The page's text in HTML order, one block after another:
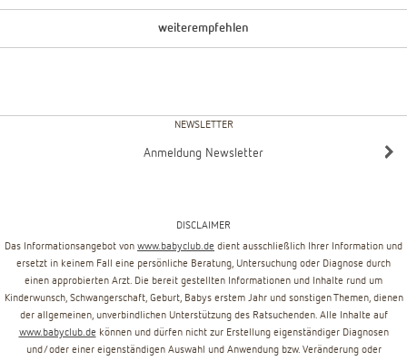
weiterempfehlen
NEWSLETTER
Anmeldung Newsletter
DISCLAIMER
Das Informationsangebot von www.babyclub.de dient ausschließlich Ihrer Information und
ersetzt in keinem Fall eine persönliche Beratung, Untersuchung oder Diagnose durch
einen approbierten Arzt. Die bereit gestellten Informationen und Inhalte rund um
Kinderwunsch, Schwangerschaft, Geburt, Babys erstem Jahr und sonstigen Themen, dienen
der allgemeinen, unverbindlichen Unterstützung des Ratsuchenden. Alle Inhalte auf
www.babyclub.de können und dürfen nicht zur Erstellung eigenständiger Diagnosen
und/oder einer eigenständigen Auswahl und Anwendung bzw. Veränderung oder